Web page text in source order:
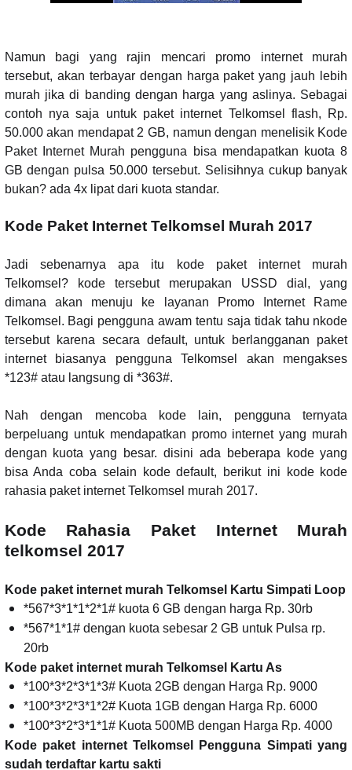
Namun bagi yang rajin mencari promo internet murah
tersebut, akan terbayar dengan harga paket yang jauh lebih
murah jika di banding dengan harga yang aslinya. Sebagai
contoh nya saja untuk paket internet Telkomsel flash, Rp.
50.000 akan mendapat 2 GB, namun dengan menelisik Kode
Paket Internet Murah pengguna bisa mendapatkan kuota 8
GB dengan pulsa 50.000 tersebut. Selisihnya cukup banyak
bukan? ada 4x lipat dari kuota standar.
Kode Paket Internet Telkomsel Murah 2017
Jadi sebenarnya apa itu kode paket internet murah
Telkomsel? kode tersebut merupakan USSD dial, yang
dimana akan menuju ke layanan Promo Internet Rame
Telkomsel. Bagi pengguna awam tentu saja tidak tahu nkode
tersebut karena secara default, untuk berlangganan paket
internet biasanya pengguna Telkomsel akan mengakses
*123# atau langsung di *363#.
Nah dengan mencoba kode lain, pengguna ternyata
berpeluang untuk mendapatkan promo internet yang murah
dengan kuota yang besar. disini ada beberapa kode yang
bisa Anda coba selain kode default, berikut ini kode kode
rahasia paket internet Telkomsel murah 2017.
Kode Rahasia Paket Internet Murah
telkomsel 2017
Kode paket internet murah Telkomsel Kartu Simpati Loop
*567*3*1*1*2*1# kuota 6 GB dengan harga Rp. 30rb
*567*1*1# dengan kuota sebesar 2 GB untuk Pulsa rp.
20rb
Kode paket internet murah Telkomsel Kartu As
*100*3*2*3*1*3# Kuota 2GB dengan Harga Rp. 9000
*100*3*2*3*1*2# Kuota 1GB dengan Harga Rp. 6000
*100*3*2*3*1*1# Kuota 500MB dengan Harga Rp. 4000
Kode paket internet Telkomsel Pengguna Simpati yang
sudah terdaftar kartu sakti